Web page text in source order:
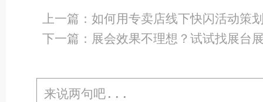
上一篇：如何用专卖店线下快闪活动策
下一篇： 展会效果不理想？试试找展台